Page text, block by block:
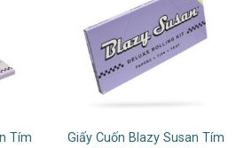
Tím
Giấy Cuốn Blazy Susan Tím